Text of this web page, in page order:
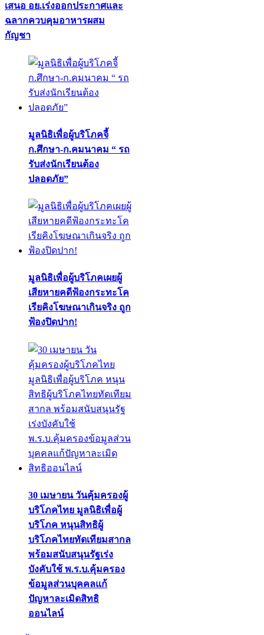
เสนอ อย.เร่งออกประกาศและ
ฉลากควบคุมอาหารผสม
กัญชา
มูลนิธิเพื่อผู้บริโภคจี้
ก.ศึกษา-ก.คมนาคม “ รถ
รับส่งนักเรียนต้อง
ปลอดภัย”
มูลนิธิเพื่อผู้บริโภคเผยผู้
เสียหายคดีฟ้องกระทะโค
เรียคิงโฆษณาเกินจริง ถูก
ฟ้องปิดปาก!
30 เมษายน วันคุ้มครองผู้
บริโภคไทย มูลนิธิเพื่อผู้
บริโภค หนุนสิทธิผู้
บริโภคไทยทัดเทียมสากล
พร้อมสนับสนุนรัฐเร่ง
บังคับใช้ พ.ร.บ.คุ้มครอง
ข้อมูลส่วนบุคคลแก้
ปัญหาละเมิดสิทธิ
ออนไลน์